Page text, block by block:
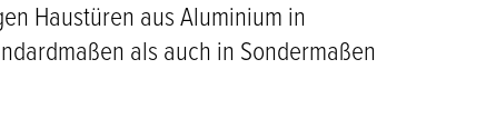
Haustüren aus Aluminium in
als auch in Sondermaßen